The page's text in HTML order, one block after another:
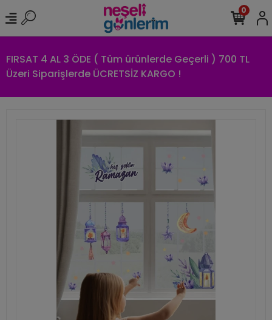
FIRSAT 4 AL 3 ÖDE ( Tüm ürünlerde Geçerli ) 700 TL
Üzeri Siparişlerde ÜCRETSİZ KARGO !
0